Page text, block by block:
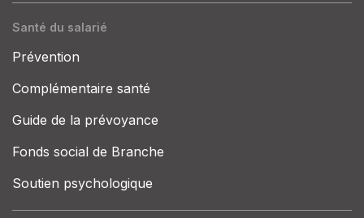
Santé du salarié
Prévention
Complémentaire santé
Guide de la prévoyance
Fonds social de Branche
Soutien psychologique